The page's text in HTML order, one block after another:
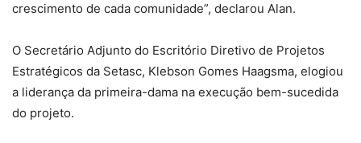
crescimento de cada comunidade”, declarou Alan.
O Secretário Adjunto do Escritório Diretivo de Projetos
Estratégicos da Setasc, Klebson Gomes Haagsma, elogiou
a liderança da primeira-dama na execução bem-sucedida
do projeto.